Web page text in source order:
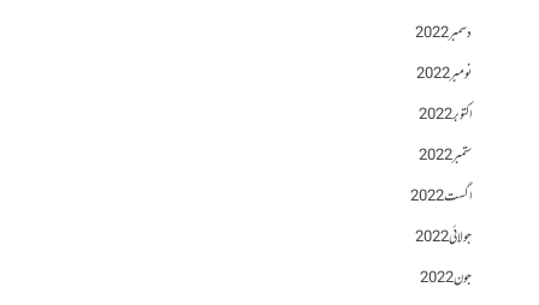
دسمبر 2022
نومبر 2022
اکتوبر 2022
ستمبر 2022
اگست 2022
جولائی 2022
جون 2022